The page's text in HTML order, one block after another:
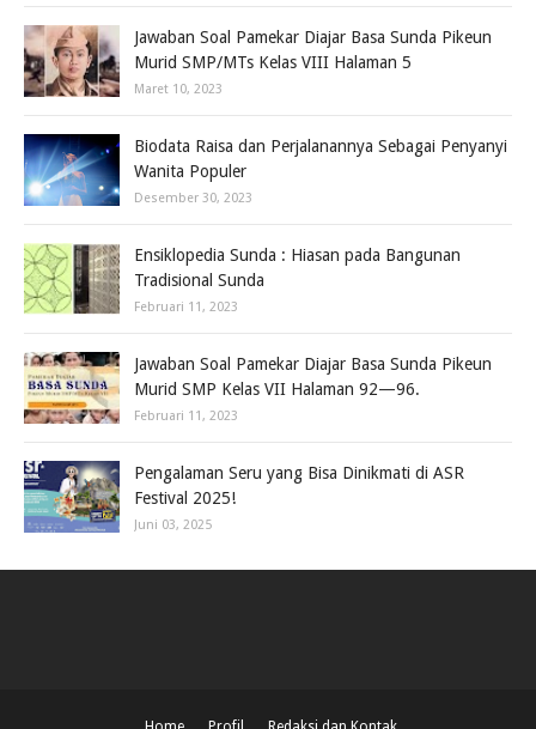
Jawaban Soal Pamekar Diajar Basa Sunda Pikeun
Murid SMP/MTs Kelas VIII Halaman 5
Maret 10, 2023
Biodata Raisa dan Perjalanannya Sebagai Penyanyi
Wanita Populer
Desember 30, 2023
Ensiklopedia Sunda : Hiasan pada Bangunan
Tradisional Sunda
Februari 11, 2023
Jawaban Soal Pamekar Diajar Basa Sunda Pikeun
Murid SMP Kelas VII Halaman 92—96.
Februari 11, 2023
Pengalaman Seru yang Bisa Dinikmati di ASR
Festival 2025!
Juni 03, 2025